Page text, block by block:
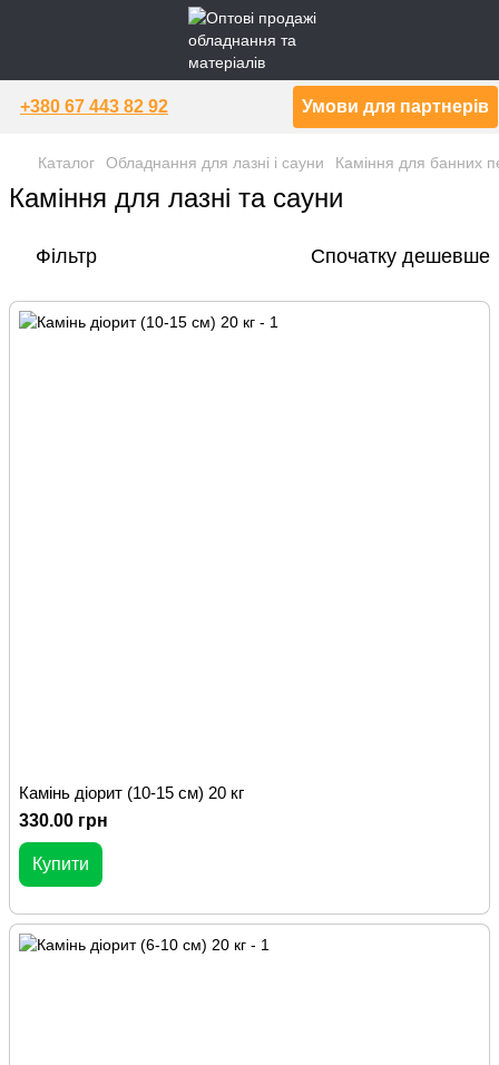
+380 67 443 82 92 Умови для партнерів
Каталог Обладнання для лазні і сауни Каміння для банних
Каміння для лазні та сауни
Фільтр Спочатку дешевше
Камінь діорит (10-15 см) 20 кг
330.00 грн
Купити